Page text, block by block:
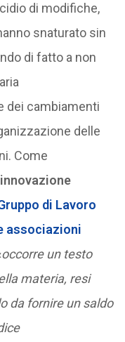
di modifiche,
snaturato sin
di fatto a non
dei cambiamenti
delle
Come
di Lavoro
associazioni
occorre un testo
materia, resi
da fornire un saldo